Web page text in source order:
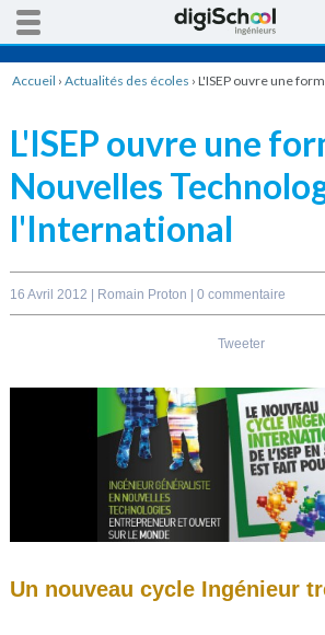
Accueil › Actualités des écoles › L'ISEP ouvre une
L'ISEP ouvre une
Nouvelles
l'International
16 Avril 2012 | Romain Proton 0 commentaire
Tweeter
Un nouveau cycle Ingénieur